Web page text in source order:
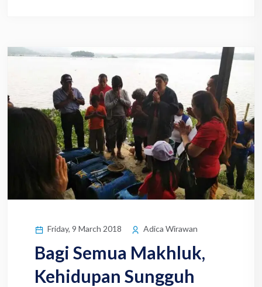
Friday, 9 March 2018 Adica Wirawan
Bagi Semua Makhluk,
Kehidupan Sungguh